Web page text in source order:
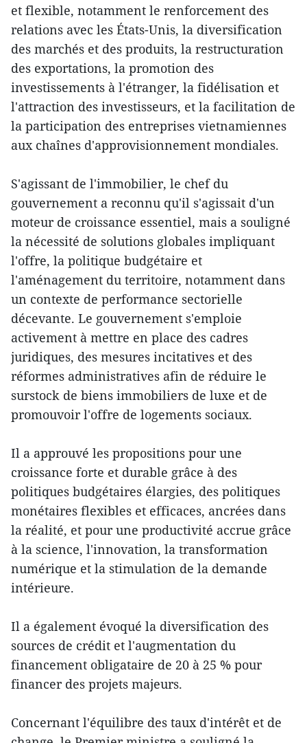
et flexible, notamment le renforcement des
relations avec les États-Unis, la diversification
des marchés et des produits, la restructuration
des exportations, la promotion des
investissements à l'étranger, la fidélisation et
l'attraction des investisseurs, et la facilitation de
la participation des entreprises vietnamiennes
aux chaînes d'approvisionnement mondiales.
S'agissant de l'immobilier, le chef du
gouvernement a reconnu qu'il s'agissait d'un
moteur de croissance essentiel, mais a souligné
la nécessité de solutions globales impliquant
l'offre, la politique budgétaire et
l'aménagement du territoire, notamment dans
un contexte de performance sectorielle
décevante. Le gouvernement s'emploie
activement à mettre en place des cadres
juridiques, des mesures incitatives et des
réformes administratives afin de réduire le
surstock de biens immobiliers de luxe et de
promouvoir l'offre de logements sociaux.
Il a approuvé les propositions pour une
croissance forte et durable grâce à des
politiques budgétaires élargies, des politiques
monétaires flexibles et efficaces, ancrées dans
la réalité, et pour une productivité accrue grâce
à la science, l'innovation, la transformation
numérique et la stimulation de la demande
intérieure.
Il a également évoqué la diversification des
sources de crédit et l'augmentation du
financement obligataire de 20 à 25 % pour
financer des projets majeurs.
Concernant l'équilibre des taux d'intérêt et de